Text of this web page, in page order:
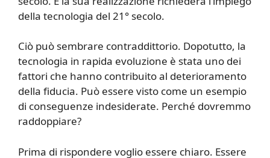
della tecnologia del 21° secolo.
Ciò può sembrare contraddittorio. Dopotutto, la
tecnologia in rapida evoluzione è stata uno dei
fattori che hanno contribuito al deterioramento
della fiducia. Può essere visto come un esempio
di conseguenze indesiderate. Perché dovremmo
raddoppiare?
Prima di rispondere voglio essere chiaro. Essere